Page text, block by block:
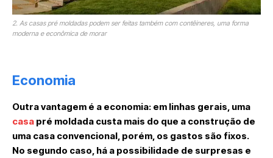
2. As casas pré moldadas podem ser feitas também com contêineres, uma forma
moderna e econômica de morar
Economia
Outra vantagem é a economia: em linhas gerais, uma
casa pré moldada custa mais do que a construção de
uma casa convencional, porém, os gastos são fixos.
No segundo caso, há a possibilidade de surpresas e